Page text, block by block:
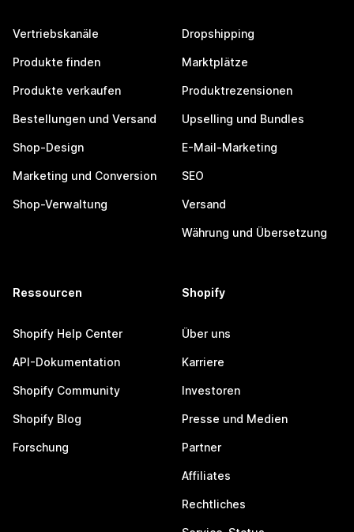
Vertriebskanäle
Produkte finden
Produkte verkaufen
Bestellungen und Versand
Shop-Design
Marketing und Conversion
Shop-Verwaltung
Dropshipping
Marktplätze
Produktrezensionen
Upselling und Bundles
E-Mail-Marketing
SEO
Versand
Währung und Übersetzung
Ressourcen
Shopify Help Center
API-Dokumentation
Shopify Community
Shopify Blog
Forschung
Shopify
Über uns
Karriere
Investoren
Presse und Medien
Partner
Affiliates
Rechtliches